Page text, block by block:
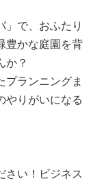
」で、おふたり
豊かな庭園を背
か？
プランニングま
やりがいになる
さい！ビジネス